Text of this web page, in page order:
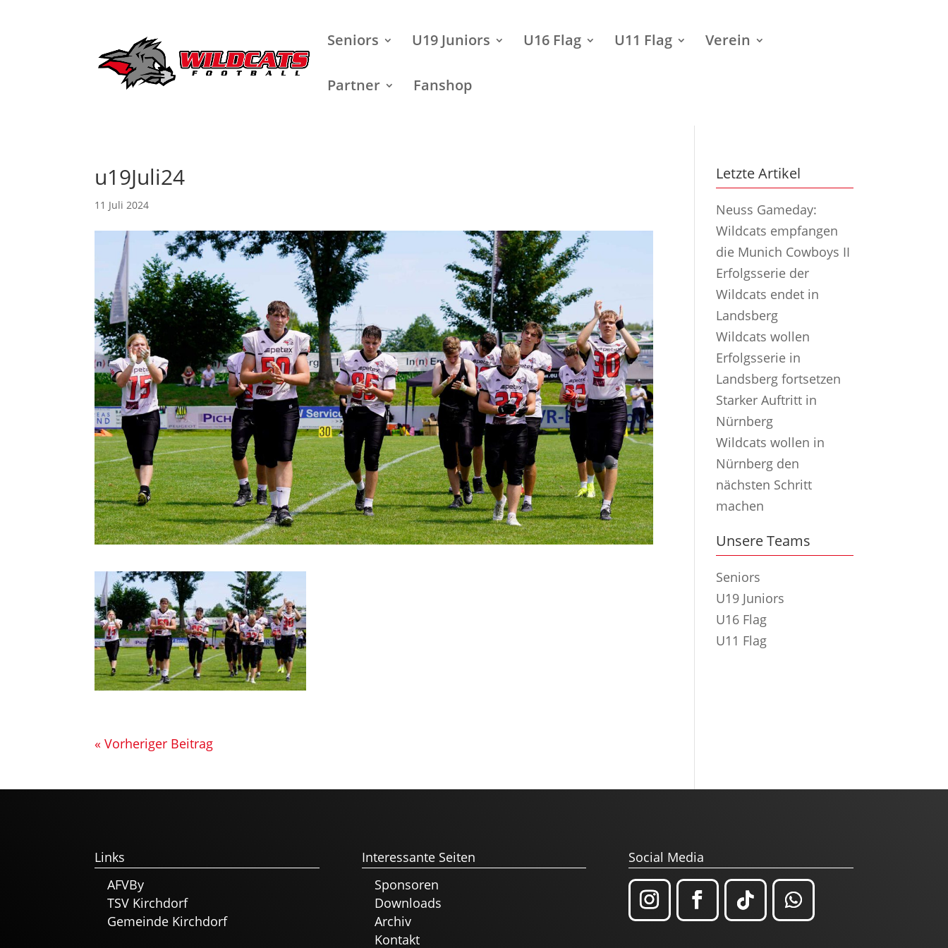
Seniors U19 Juniors U16 Flag U11 Flag Verein
Partner Fanshop
u19Juli24
11 Juli 2024
« Vorheriger Beitrag
Letzte Artikel
Neuss Gameday:
Wildcats empfangen
die Munich Cowboys II
Erfolgsserie der
Wildcats endet in
Landsberg
Wildcats wollen
Erfolgsserie in
Landsberg fortsetzen
Starker Auftritt in
Nürnberg
Wildcats wollen in
Nürnberg den
nächsten Schritt
machen
Unsere Teams
Seniors
U19 Juniors
U16 Flag
U11 Flag
Links
AFVBy
TSV Kirchdorf
Gemeinde Kirchdorf
Interessante Seiten
Sponsoren
Downloads
Archiv
Kontakt
Social Media